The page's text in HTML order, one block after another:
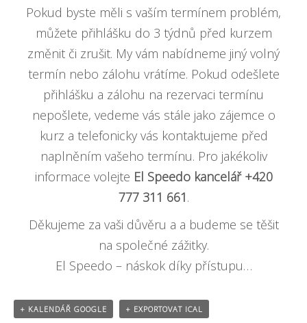
Pokud byste měli s vaším termínem problém,
můžete přihlášku do 3 týdnů před kurzem
změnit či zrušit. My vám nabídneme jiný volný
termín nebo zálohu vrátíme. Pokud odešlete
přihlášku a zálohu na rezervaci termínu
nepošlete, vedeme vás stále jako zájemce o
kurz a telefonicky vás kontaktujeme před
naplněním vašeho termínu. Pro jakékoliv
informace volejte El Speedo kancelář +420
777 311 661.
Děkujeme za vaši důvěru a a budeme se těšit
na společné zážitky.
El Speedo – náskok díky přístupu…
+ KALENDÁŘ GOOGLE + EXPORTOVAT ICAL